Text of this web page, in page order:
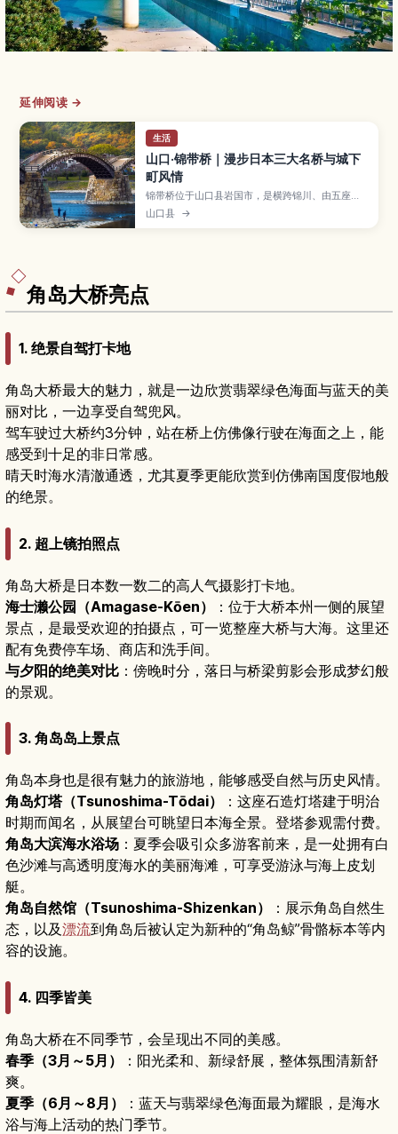
延伸阅读 →
生活
山口·锦带桥｜漫步日本三大名桥与城下
町风情
锦带桥位于山口县岩国市，是横跨锦川、由五座木
造拱桥组成、被誉为日本三大名桥之一的历史景
点。文章将介绍桥梁的建造故事与重建历程、春樱
山口县 →
角岛大桥亮点
1. 绝景自驾打卡地
角岛大桥最大的魅力，就是一边欣赏翡翠绿色海面与蓝天的美
丽对比，一边享受自驾兜风。
驾车驶过大桥约3分钟，站在桥上仿佛像行驶在海面之上，能
感受到十足的非日常感。
晴天时海水清澈通透，尤其夏季更能欣赏到仿佛南国度假地般
的绝景。
2. 超上镜拍照点
角岛大桥是日本数一数二的高人气摄影打卡地。
海士濑公园（Amagase-Kōen）
：位于大桥本州一侧的展望
景点，是最受欢迎的拍摄点，可一览整座大桥与大海。这里还
配有免费停车场、商店和洗手间。
与夕阳的绝美对比 ：傍晚时分，落日与桥梁剪影会形成梦幻般
的景观。
3. 角岛岛上景点
角岛本身也是很有魅力的旅游地，能够感受自然与历史风情。
角岛灯塔（Tsunoshima-Tōdai）
：这座石造灯塔建于明治
时期而闻名，从展望台可眺望日本海全景。登塔参观需付费。
角岛大滨海水浴场 ：夏季会吸引众多游客前来，是一处拥有白
色沙滩与高透明度海水的美丽海滩，可享受游泳与海上皮划
艇。
角岛自然馆（Tsunoshima-Shizenkan）
：展示角岛自然生
态，以及漂流到角岛后被认定为新种的“角岛鲸”骨骼标本等内
容的设施。
4. 四季皆美
角岛大桥在不同季节，会呈现出不同的美感。
春季（3月～5月）
：阳光柔和、新绿舒展，整体氛围清新舒
爽。
夏季（6月～8月）
：蓝天与翡翠绿色海面最为耀眼，是海水
浴与海上活动的热门季节。